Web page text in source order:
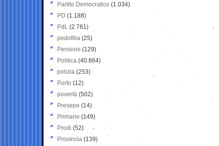
Partito Democratico (1.034)
PD (1.188)
PdL (2.781)
pedofilia (25)
Pensioni (129)
Politica (40.864)
polizia (253)
Porto (12)
povertà (502)
Presepe (14)
Primarie (149)
Prodi (52)
Provincia (139)